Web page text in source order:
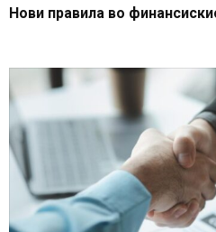
Нови правила во